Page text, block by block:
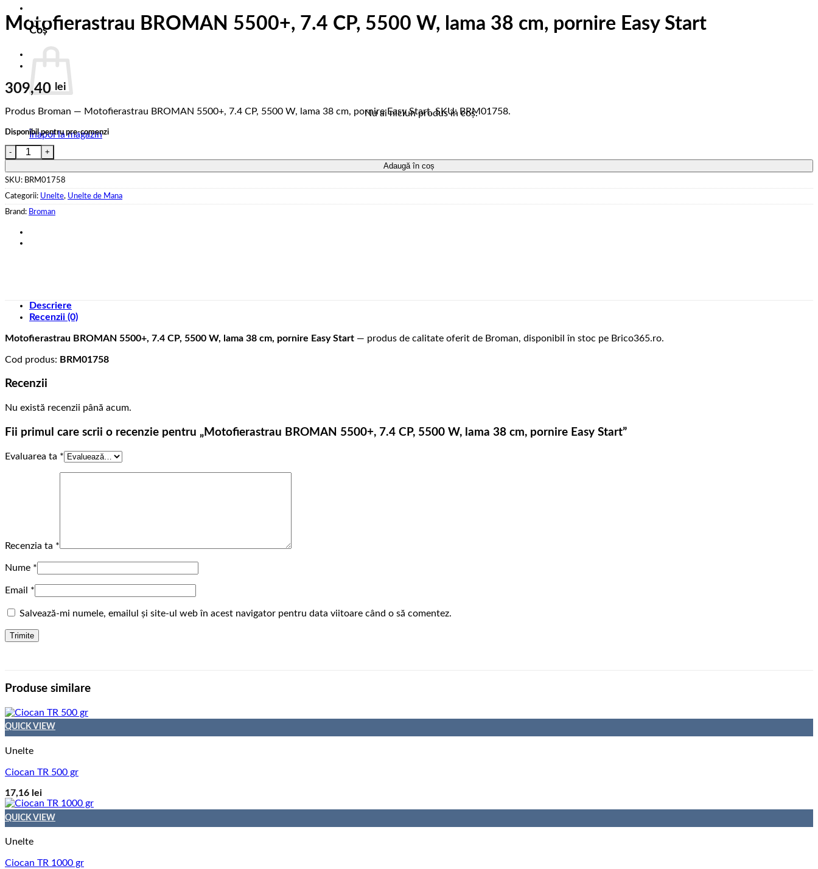
Coș
Nu ai niciun produs în coș.
Înapoi la magazin
Motofierastrau BROMAN 5500+, 7.4 CP, 5500 W, lama 38 cm, pornire Easy Start
309,40 lei
Produs Broman — Motofierastrau BROMAN 5500+, 7.4 CP, 5500 W, lama 38 cm, pornire Easy Start. SKU: BRM01758.
Disponibil pentru pre-comenzi
Cantitate Motofierastrau BROMAN 5500+, 7.4 CP, 5500 W, lama 38 cm, pornire Easy Start
Adaugă în coș
SKU: BRM01758
Categorii: Unelte, Unelte de Mana
Brand: Broman
Descriere
Recenzii (0)
Motofierastrau BROMAN 5500+, 7.4 CP, 5500 W, lama 38 cm, pornire Easy Start — produs de calitate oferit de Broman, disponibil în stoc pe Brico365.ro.
Cod produs: BRM01758
Recenzii
Nu există recenzii până acum.
Fii primul care scrii o recenzie pentru „Motofierastrau BROMAN 5500+, 7.4 CP, 5500 W, lama 38 cm, pornire Easy Start”
Evaluarea ta *
Recenzia ta *
Nume *
Email *
Salvează-mi numele, emailul și site-ul web în acest navigator pentru data viitoare când o să comentez.
Produse similare
QUICK VIEW
Unelte
Ciocan TR 500 gr
17,16 lei
QUICK VIEW
Unelte
Ciocan TR 1000 gr